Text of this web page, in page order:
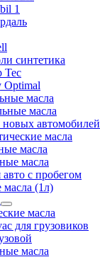
1
синтетика
Tec
масла
масла
автомобилей
масла
масла
масла
с пробегом
(1л)
масла
для грузовиков
масла